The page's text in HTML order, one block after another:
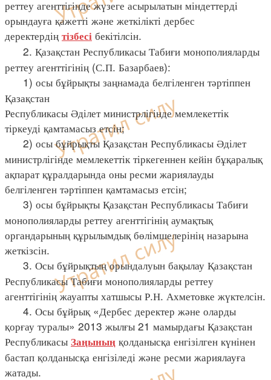
реттеу агенттігінде жүзеге асырылатын міндеттерді
орындауға қажетті және жеткілікті дербес
деректердің тізбесі бекітілсін.
2. Қазақстан Республикасы Табиғи монополияларды
реттеу агенттігінің (С.П. Базарбаев):
1) осы бұйрықты заңнамада белгіленген тәртіппен
Қазақстан
Республикасы Әділет министрлігінде мемлекеттік
тіркеуді қамтамасыз етсін;
2) осы бұйрықты Қазақстан Республикасы Әділет
министрлігінде мемлекеттік тіркегеннен кейін бұқаралық
ақпарат құралдарында оны ресми жариялауды
белгіленген тәртіппен қамтамасыз етсін;
3) осы бұйрықты Қазақстан Республикасы Табиғи
монополияларды реттеу агенттігінің аумақтық
органдарының құрылымдық бөлімшелерінің назарына
жеткізсін.
3. Осы бұйрықтың орындалуын бақылау Қазақстан
Республикасы Табиғи монополияларды реттеу
агенттігінің жауапты хатшысы Р.Н. Ахметовке жүктелсін.
4. Осы бұйрық «Дербес деректер және оларды
қорғау туралы» 2013 жылғы 21 мамырдағы Қазақстан
Республикасы Заңының қолданысқа енгізілген күнінен
бастап қолданысқа енгізіледі және ресми жариялауға
жатады.